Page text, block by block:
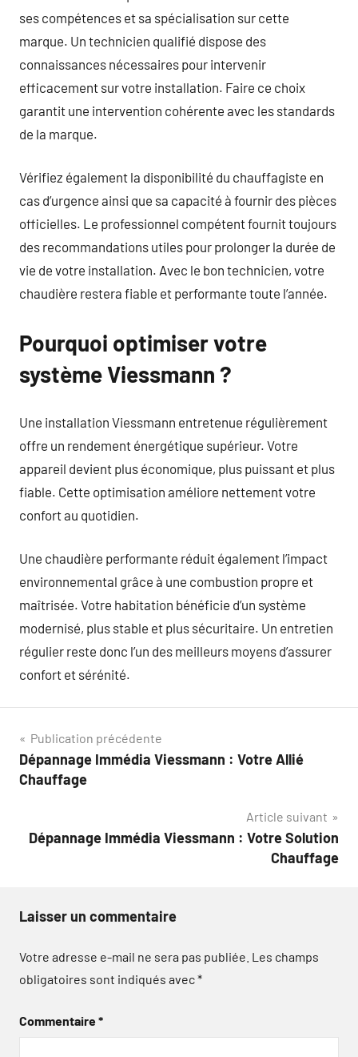
ses compétences et sa spécialisation sur cette
marque. Un technicien qualifié dispose des
connaissances nécessaires pour intervenir
efficacement sur votre installation. Faire ce choix
garantit une intervention cohérente avec les standards
de la marque.
Vérifiez également la disponibilité du chauffagiste en
cas d’urgence ainsi que sa capacité à fournir des pièces
officielles. Le professionnel compétent fournit toujours
des recommandations utiles pour prolonger la durée de
vie de votre installation. Avec le bon technicien, votre
chaudière restera fiable et performante toute l’année.
Pourquoi optimiser votre
système Viessmann ?
Une installation Viessmann entretenue régulièrement
offre un rendement énergétique supérieur. Votre
appareil devient plus économique, plus puissant et plus
fiable. Cette optimisation améliore nettement votre
confort au quotidien.
Une chaudière performante réduit également l’impact
environnemental grâce à une combustion propre et
maîtrisée. Votre habitation bénéficie d’un système
modernisé, plus stable et plus sécuritaire. Un entretien
régulier reste donc l’un des meilleurs moyens d’assurer
confort et sérénité.
Navigation
de
Publication précédente
Dépannage Immédia Viessmann : Votre Allié
Chauffage
Article suivant
Dépannage Immédia Viessmann : Votre Solution
Chauffage
Laisser un commentaire
Votre adresse e-mail ne sera pas publiée. Les champs
obligatoires sont indiqués avec*
Commentaire*